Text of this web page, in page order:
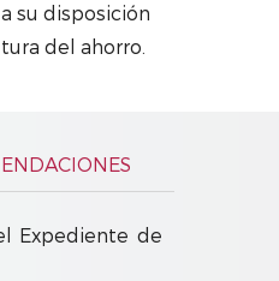
su disposición
del ahorro.
Expediente de